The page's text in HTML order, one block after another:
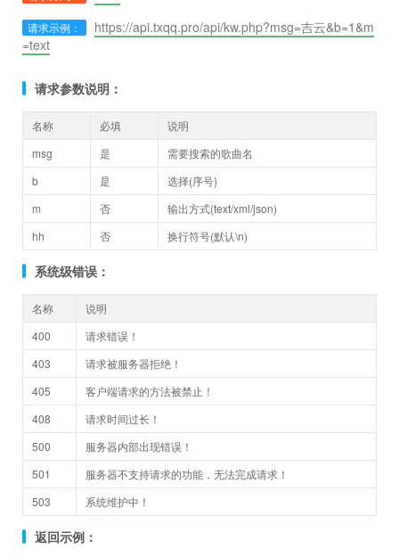
请求示例：
https://api.txqq.pro/api/kw.php?msg=吉云&b=1&m
=text
请求参数说明：
名称 必填
说明
msg
是
需要搜索的歌曲名
b
是
选择(序号)
m
否
输出方式(text/xml/json)
hh
否 换行符号(默认\n)
系统级错误：
名称
说明
400
请求错误！
403
请求被服务器拒绝！
405
客户端请求的方法被禁止！
408
请求时间过长！
500
服务器内部出现错误！
501
服务器不支持请求的功能，无法完成请求！
503
系统维护中！
返回示例：